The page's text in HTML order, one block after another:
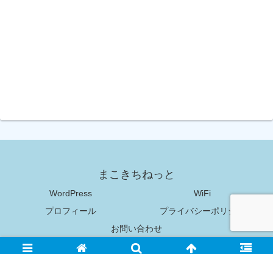
まこきちねっと
WordPress
WiFi
プロフィール
プライバシーポリシー
お問い合わせ
Copyright © 2018-2026 まこきちねっと All Rights Reserved.